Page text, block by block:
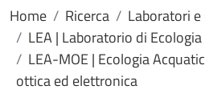
Home Ricerca
Laboratori
LEA | Laboratorio di
LEA-MOE | Ecologia
ottica ed elettronica